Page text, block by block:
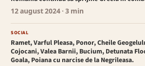
12 august 2024 · 3 min
SOCIAL
Ramet, Varful Pleasa, Ponor, Cheile
Cojocani, Valea Barnii, Bucium, Detunata
Goala, Poiana cu narcise de la Negrileasa.